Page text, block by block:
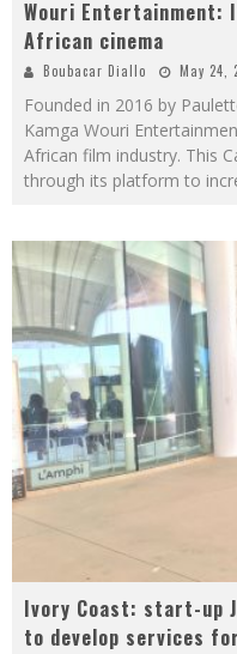
Wouri
African cinema
Boubacar Diallo May 24,
Founded in 2016 by
Kamga Wouri
African film industry. This
through its platform to
Ivory Coast: start-up
to develop services